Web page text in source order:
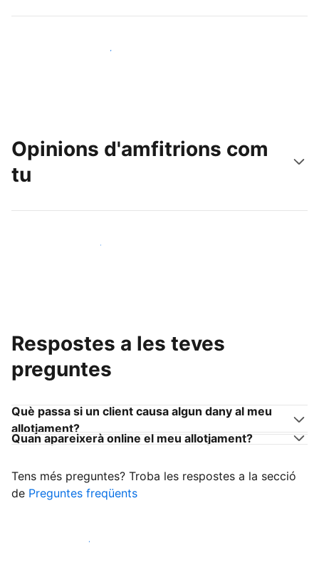
Arriba a nous clients avui mateix
Opinions d'amfitrions com
tu
Uneix-te a amfitrions com tu
Respostes a les teves
preguntes
Què passa si un client causa algun dany al meu
allotjament?
Quan apareixerà online el meu allotjament?
Tens més preguntes? Troba les respostes a la secció
de Preguntes freqüents
Comença a rebre clients